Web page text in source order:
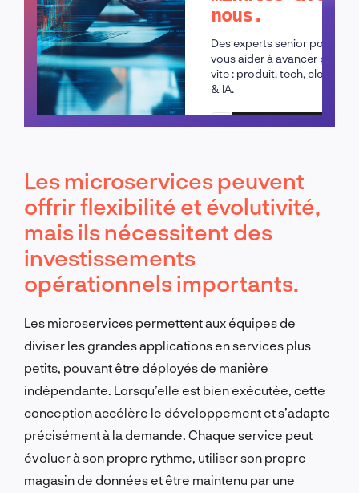
nous.
Des experts senior pour
vous aider à avancer plus
vite : produit, tech, cloud
& IA.
Planifier un appel
Les microservices peuvent
offrir flexibilité et évolutivité,
mais ils nécessitent des
investissements
opérationnels importants.
Les microservices permettent aux équipes de
diviser les grandes applications en services plus
petits, pouvant être déployés de manière
indépendante. Lorsqu’elle est bien exécutée, cette
conception accélère le développement et s’adapte
précisément à la demande. Chaque service peut
évoluer à son propre rythme, utiliser son propre
magasin de données et être maintenu par une